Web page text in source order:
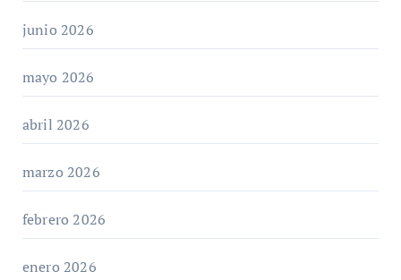
junio 2026
mayo 2026
abril 2026
marzo 2026
febrero 2026
enero 2026